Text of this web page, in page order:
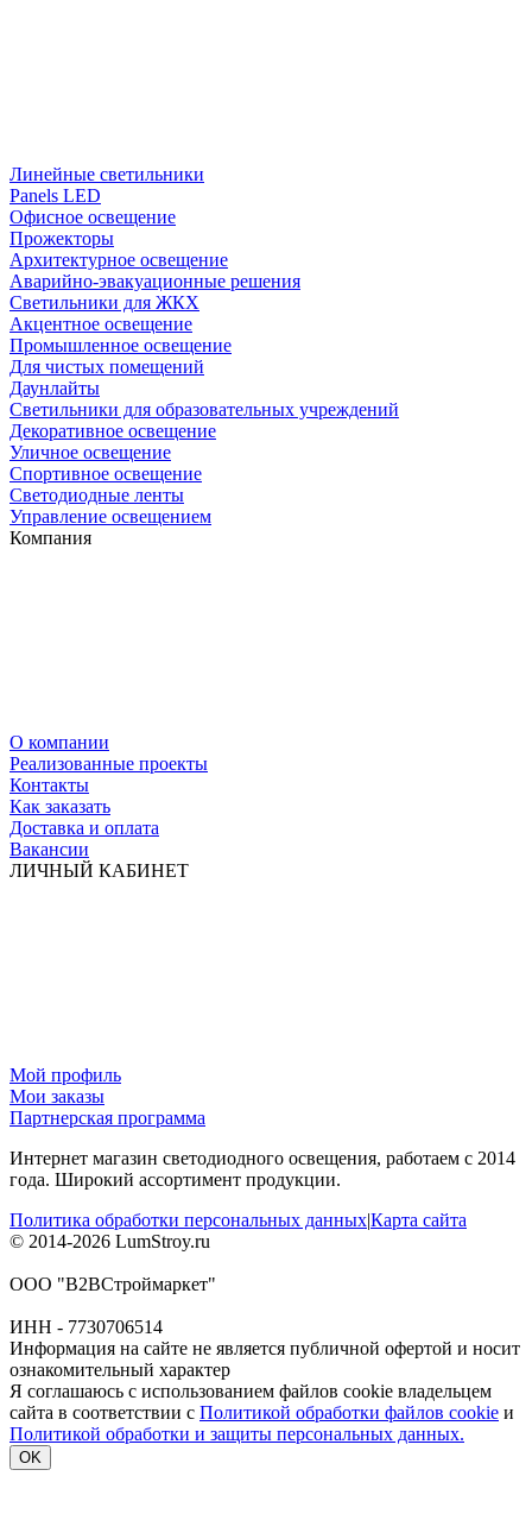
Линейные светильники
Panels LED
Офисное освещение
Прожекторы
Архитектурное освещение
Аварийно-эвакуационные решения
Светильники для ЖКХ
Акцентное освещение
Промышленное освещение
Для чистых помещений
Даунлайты
Светильники для образовательных учреждений
Декоративное освещение
Уличное освещение
Спортивное освещение
Светодиодные ленты
Управление освещением
Компания
О компании
Реализованные проекты
Контакты
Как заказать
Доставка и оплата
Вакансии
ЛИЧНЫЙ КАБИНЕТ
Мой профиль
Мои заказы
Партнерская программа
Интернет магазин светодиодного освещения, работаем с 2014
года. Широкий ассортимент продукции.
Политика обработки персональных данных|Карта сайта
© 2014-2026 LumStroy.ru
ООО "В2ВСтроймаркет"
ИНН - 7730706514
Информация на сайте не является публичной офертой и носит
ознакомительный характер
Я соглашаюсь с использованием файлов cookie владельцем
сайта в соответствии с Политикой обработки файлов cookie и
Политикой обработки и защиты персональных данных.
OK